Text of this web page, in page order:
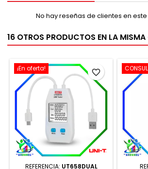
No hay reseñas de clientes en
16 OTROS PRODUCTOS EN LA
¡En oferta!
REFERENCIA: UT658DUAL
favorite_border